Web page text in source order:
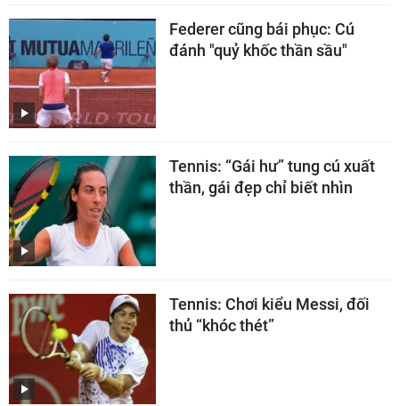
Federer cũng bái phục: Cú
đánh "quỷ khốc thần sầu"
Tennis: “Gái hư” tung cú xuất
thần, gái đẹp chỉ biết nhìn
Tennis: Chơi kiểu Messi, đối
thủ “khóc thét”